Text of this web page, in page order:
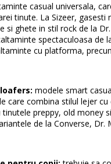
casual universala,
tinute. La Sizeer, gasesti
si ghete in stil rock de la
spectaculoasa de
cu platforma,
modele smart
care combina stilul lejer cu
tinutele preppy, old money
de la Converse, Dr.